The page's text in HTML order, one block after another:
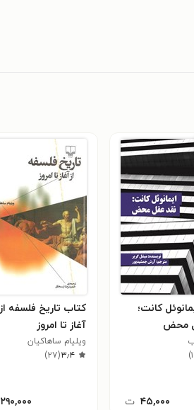
کانت؛
محض
)
۴۵,۰۰۰ ت
کتاب تاریخ فلسفه از
آغاز تا امروز
ویلیام ساهاکیان
۳٫۴(۲۷)
۲۹۰,۰۰۰